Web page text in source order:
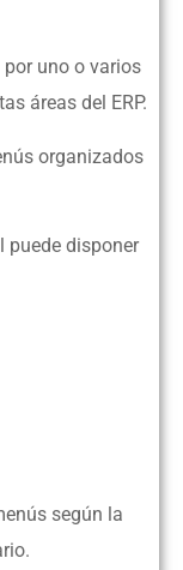
uno o varios
áreas del ERP.
organizados
puede disponer
según la